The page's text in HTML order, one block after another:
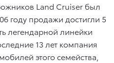
Land Cruiser был
году продажи достигли 5
легендарной линейки
13 лет компания
этого семейства,